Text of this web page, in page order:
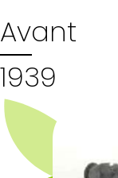
Avant
1939